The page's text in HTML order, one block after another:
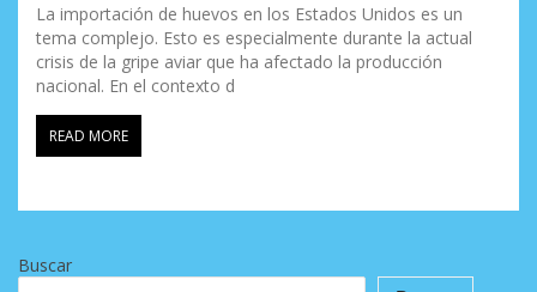
La importación de huevos en los Estados Unidos es un
tema complejo. Esto es especialmente durante la actual
crisis de la gripe aviar que ha afectado la producción
nacional. En el contexto d
READ MORE
Buscar